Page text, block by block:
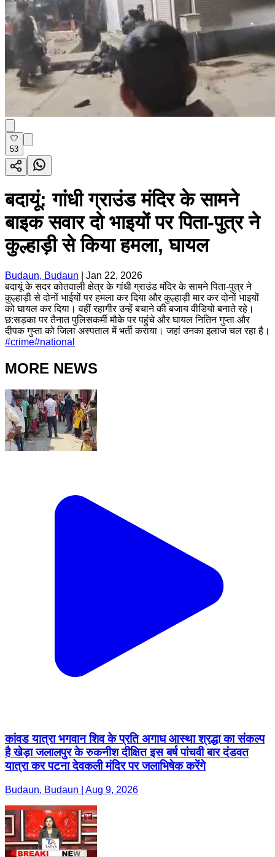
53
बदायूं: गांधी ग्राउंड मंदिर के सामने
बाइक सवार दो भाइयों पर पिता-पुत्र ने
कुल्हाड़ी से किया हमला, घायल
Budaun, Budaun
Jan 22, 2026
बदायूं के सदर कोतवाली क्षेत्र के गांधी ग्राउंड मंदिर के सामने पिता-पुत्र ने
कुल्हाड़ी से दोनों भाईयों पर हमला कर दिया और कुल्हाड़ी मार कर दोनों भाइयों
को घायल कर दिया। वहीं रहागीर उन्हें बचाने की बजाय वीडियो बनाते रहे।
छ:सड़का पर तैनात पुलिसकर्मी मौके पर पहुंचे और घायल नितिन गुप्ता और
दीपक गुप्ता को जिला अस्पताल में भर्ती कराया। जहां उनका इलाज चल रहा है।
#crime#national
MORE NEWS
कांवड यात्रा भगवान शिव के प्रति अगाध आस्था श्रद्धा का संकल्प
है खेड़ा जलालपुर के रुकनीश दीक्षित इस बर्ष पांचवी बार दंडवत
यात्रा कर पटना देवकली मंदिर पर जलाभिषेक करेंगे
Budaun, Budaun | Aug 9, 2026